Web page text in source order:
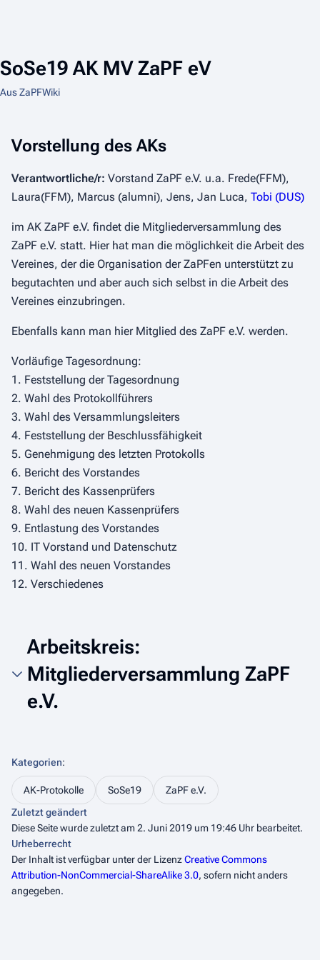
SoSe19 AK MV ZaPF eV
Aus ZaPFWiki
Vorstellung des AKs
Verantwortliche/r: Vorstand ZaPF e.V. u.a. Frede(FFM),
Laura(FFM), Marcus (alumni), Jens, Jan Luca, Tobi (DUS)
im AK ZaPF e.V. findet die Mitgliederversammlung des
ZaPF e.V. statt. Hier hat man die möglichkeit die Arbeit des
Vereines, der die Organisation der ZaPFen unterstützt zu
begutachten und aber auch sich selbst in die Arbeit des
Vereines einzubringen.
Ebenfalls kann man hier Mitglied des ZaPF e.V. werden.
Vorläufige Tagesordnung:
1. Feststellung der Tagesordnung
2. Wahl des Protokollführers
3. Wahl des Versammlungsleiters
4. Feststellung der Beschlussfähigkeit
5. Genehmigung des letzten Protokolls
6. Bericht des Vorstandes
7. Bericht des Kassenprüfers
8. Wahl des neuen Kassenprüfers
9. Entlastung des Vorstandes
10. IT Vorstand und Datenschutz
11. Wahl des neuen Vorstandes
12. Verschiedenes
Arbeitskreis:
Mitgliederversammlung ZaPF
e.V.
Kategorien:
AK-Protokolle SoSe19
ZaPF e.V.
Zuletzt geändert
Diese Seite wurde zuletzt am 2. Juni 2019 um 19:46 Uhr bearbeitet.
Urheberrecht
Der Inhalt ist verfügbar unter der LizenzCreative Commons
Attribution-NonCommercial-ShareAlike 3.0, sofern nicht anders
angegeben.